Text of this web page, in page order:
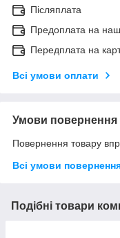
Післяплата
Предоплата на
Передплата на
Всі умови оплати
Умови повернення
Повернення товару
Всі умови
Подібні товари